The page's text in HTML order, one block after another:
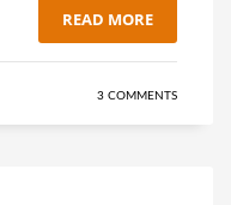
READ MORE
3 COMMENTS